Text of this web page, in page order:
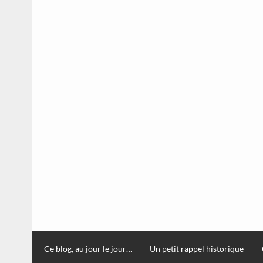
Ce blog, au jour le jour… Un petit rappel historique